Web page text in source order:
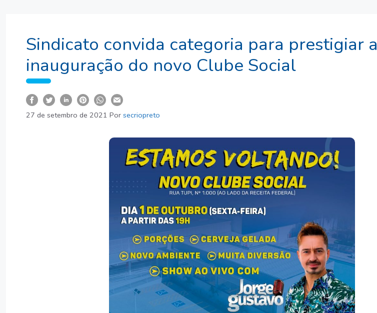
Sindicato convida categoria para prestigiar a
inauguração do novo Clube Social
27 de setembro de 2021 Por secriopreto